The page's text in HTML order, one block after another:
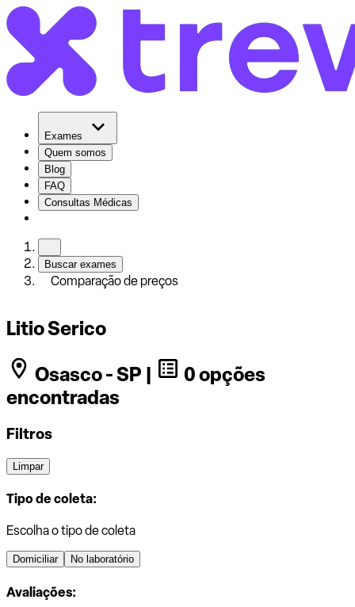
Exames
Quem somos
Blog
FAQ
Consultas Médicas
Buscar exames
Comparação de preços
Litio Serico
Osasco - SP |
0 opções
encontradas
Filtros
Limpar
Tipo de coleta:
Escolha o tipo de coleta
Domiciliar No laboratório
Avaliações: